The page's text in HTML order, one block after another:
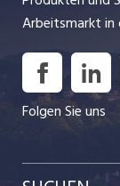
Kunden
Seit der
NeoVac
entwickelt
erster Linie
Arbeitsmarkt in
Folgen Sie uns